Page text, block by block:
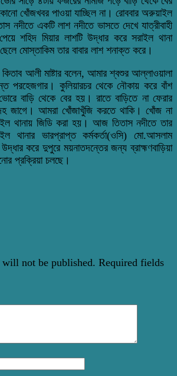
খোঁজখবর পাওয়া যাচ্ছিল না। রোববার অরুয়াইল
নদীতে একটি লাশ নদীতে ভাসতে দেখে যাত্রীবাহী
শহিদ মিয়ার লাশটি উদ্ধার করে সরাইল থানা
মোস্তাকিম তার বাবার লাশ শনাক্ত করে।
কিতাব আলী মাষ্টার বলেন, আমার শ্বশুর আল্লাওয়ালা
পরহেজগার। কুলিয়ারচর থেকে নৌকায় করে বাঁশ
বাড়ি থেকে বের হয়। রাতে বাড়িতে না ফেরার
জাগে। আমরা খোঁজাখুঁজি করতে থাকি। খোঁজ না
থানায় জিডি করা হয়। আজ তিতাস নদীতে তার
থানার ভারপ্রাপ্ত কর্মকর্তা(ওসি) মো.আসলাম
করে দুপুরে ময়নাতদন্তের জন্য ব্রাহ্মণবাড়িয়া
প্রক্রিয়া চলছে।
will not be published. Required fields